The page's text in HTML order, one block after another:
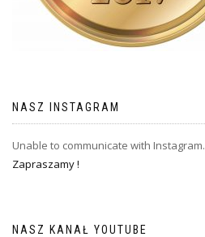
NASZ INSTAGRAM
Unable to communicate with Instagram.
Zapraszamy !
NASZ KANAŁ YOUTUBE